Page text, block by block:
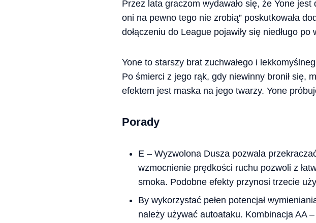
Przez lata graczom wydawało się, że Yone
oni na pewno tego nie zrobią” poskutkowała
dołączeniu do League pojawiły się niedługo po
Yone to starszy brat zuchwałego i
Po śmierci z jego rąk, gdy niewinny bronił się,
efektem jest maska na jego twarzy. Yone
Porady
E – Wyzwolona Dusza pozwala
wzmocnienie prędkości ruchu pozwoli z
smoka. Podobne efekty przynosi trzecie
By wykorzystać pełen potencjał
należy używać autoataku. Kombinacja AA